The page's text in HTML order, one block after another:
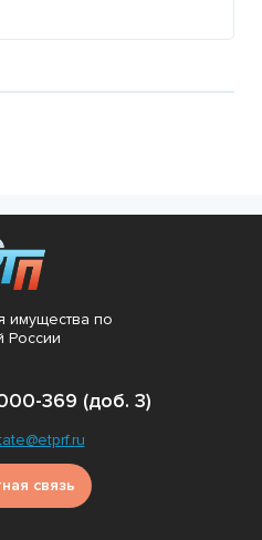
имущества по
России
369 (доб. 3)
связь